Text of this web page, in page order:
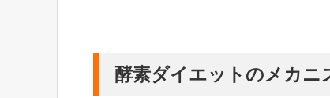
酵素ダイエットのメカニ